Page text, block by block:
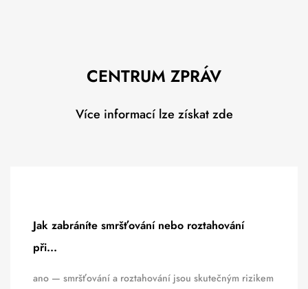
CENTRUM ZPRÁV
Více informací lze získat zde
Jak zabráníte smršťování nebo roztahování
při...
ano — smršťování a roztahování jsou skutečným rizikem